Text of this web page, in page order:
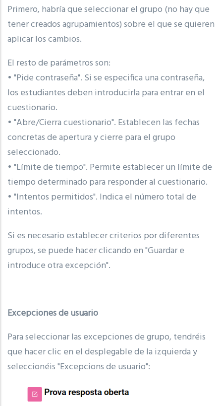
Primero, habría que seleccionar el grupo (no hay que
tener creados agrupamientos) sobre el que se quieren
aplicar los cambios.
El resto de parámetros son:
• "Pide contraseña". Si se especifica una contraseña,
los estudiantes deben introducirla para entrar en el
cuestionario.
• "Abre/Cierra cuestionario". Establecen las fechas
concretas de apertura y cierre para el grupo
seleccionado.
• "Límite de tiempo". Permite establecer un límite de
tiempo determinado para responder al cuestionario.
• "Intentos permitidos". Indica el número total de
intentos.
Si es necesario establecer criterios por diferentes
grupos, se puede hacer clicando en "Guardar e
introduce otra excepción".
Excepciones de usuario
Para seleccionar las excepciones de grupo, tendréis
que hacer clic en el desplegable de la izquierda y
seleccionéis "Excepcions de usuario":